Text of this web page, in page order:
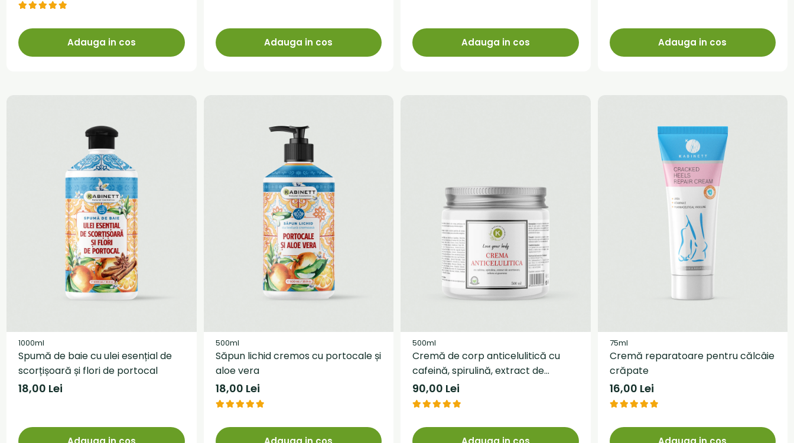
Adauga in cos Adauga in cos Adauga in cos Adauga in cos
1000ml
Spumă de baie cu ulei esențial de
scorțișoară și flori de portocal
18,00 Lei
500ml
Săpun lichid cremos cu portocale și
aloe vera
18,00 Lei
500ml
Cremă de corp anticelulitică cu
cafeină, spirulină, extract de
scorțișoară, iederă și guarana
90,00 Lei
75ml
Cremă reparatoare pentru călcâie
crăpate
16,00 Lei